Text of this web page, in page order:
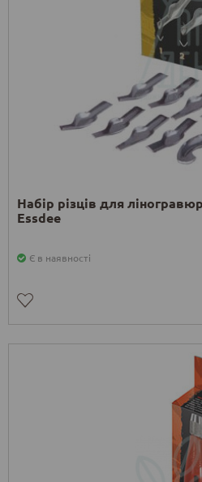
Набір різців для
Essdee
Є в наявності